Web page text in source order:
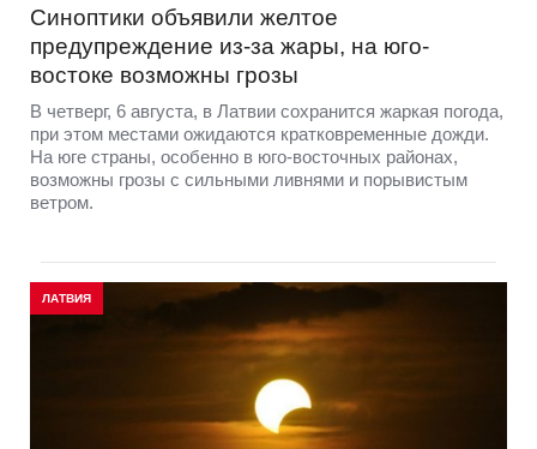
Синоптики объявили желтое
предупреждение из-за жары, на юго-
востоке возможны грозы
В четверг, 6 августа, в Латвии сохранится жаркая погода,
при этом местами ожидаются кратковременные дожди.
На юге страны, особенно в юго-восточных районах,
возможны грозы с сильными ливнями и порывистым
ветром.
ЛАТВИЯ